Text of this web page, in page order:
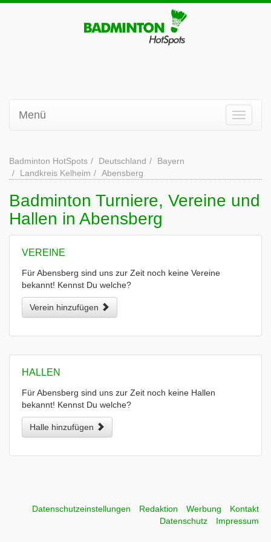
Menü
Badminton HotSpots Deutschland
Bayern
Landkreis Kelheim
Abensberg
Badminton Turniere, Vereine und
Hallen in Abensberg
VEREINE
Für Abensberg sind uns zur Zeit noch keine Vereine
bekannt! Kennst Du welche?
Verein hinzufügen
HALLEN
Für Abensberg sind uns zur Zeit noch keine Hallen
bekannt! Kennst Du welche?
Halle hinzufügen
Datenschutzeinstellungen Redaktion Werbung
Kontakt
Datenschutz
Impressum